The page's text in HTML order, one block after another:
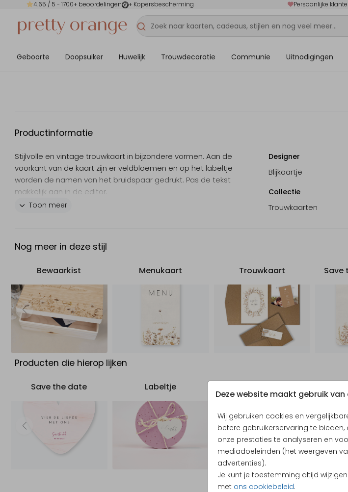
4.65 / 5 - 1700+ beoordelingen + Kopersbescherming Persoonlijke
Geboorte Doopsuiker Huwelijk Trouwdecoratie Communie Uitnodigingen
Deze website maakt gebruik van
Wij gebruiken cookies en
betere gebruikerservaring te bieden,
onze prestaties te analyseren en
mediadoeleinden (het weergeven
advertenties).
Je kunt je toestemming altijd
met ons cookiebeleid.
Productinformatie
Stijlvolle en vintage trouwkaart in bijzondere vormen. Aan de
voorkant van de kaart zijn er veldbloemen en op het labeltje
worden de namen van het bruidspaar gedrukt. Pas de tekst
makkelijk aan in de editor.
Dit product maakt onderdeel uit van
Toon meer
Designer
Blijkaartje
Collectie
Trouwkaarten
Nog meer in deze stijl
Bewaarkist Menukaart Trouwkaart Save
Producten die hierop lijken
Save the date Labeltje